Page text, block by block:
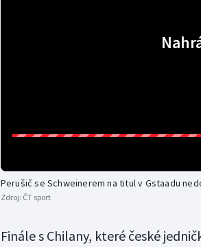
Perušič se Schweinerem na titul v Gstaadu
Zdroj: ČT sport
Finále s Chilany, které české